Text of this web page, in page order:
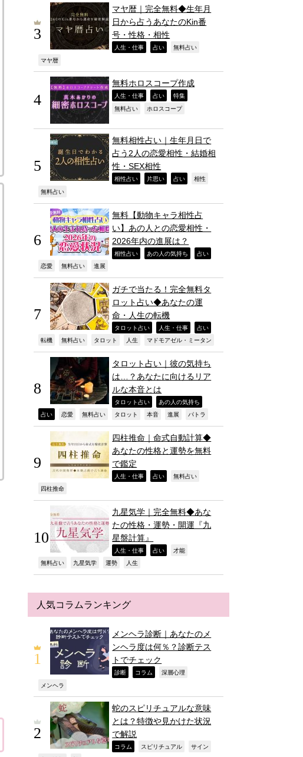
マヤ暦｜完全無料◆生年月
日から占うあなたのKin番
号・性格・相性
人生・仕事 占い 無料占い
マヤ暦
無料ホロスコープ作成
人生・仕事 占い 特集
無料占い ホロスコープ
無料相性占い｜生年月日で
占う2人の恋愛相性・結婚相
性・SEX相性
相性占い 片思い 占い 相性
無料占い
無料【動物キャラ相性占
い】あの人との恋愛相性・
2026年内の進展は？
相性占い あの人の気持ち 占い
恋愛 無料占い 進展
ガチで当たる！完全無料タ
ロット占い◆あなたの運
命・人生の転機
タロット占い 人生・仕事 占い
転機 無料占い タロット 人生 マドモアゼル・ミータン
タロット占い｜彼の気持ち
は…？あなたに向けるリア
ルな本音とは
タロット占い あの人の気持ち
占い 恋愛 無料占い タロット 本音 進展 パトラ
四柱推命｜命式自動計算◆
あなたの性格と運勢を無料
で鑑定
人生・仕事 占い 無料占い
四柱推命
九星気学｜完全無料◆あな
たの性格・運勢・開運『九
星盤計算』
人生・仕事 占い 才能
無料占い 九星気学 運勢 人生
人気コラムランキング
メンヘラ診断｜あなたのメ
ンヘラ度は何％？診断テス
トでチェック
診断 コラム 深層心理
メンヘラ
蛇のスピリチュアルな意味
とは？特徴や見かけた状況
で解説
コラム スピリチュアル サイン